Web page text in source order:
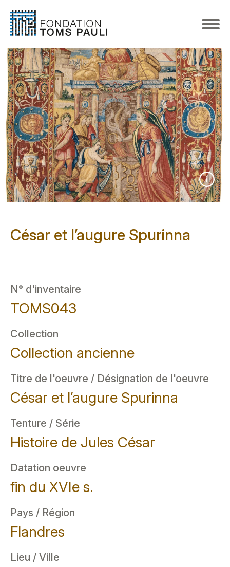
César et l’augure Spurinna
N° d'inventaire
TOMS043
Collection
Collection ancienne
Titre de l'oeuvre / Désignation de l'oeuvre
César et l’augure Spurinna
Tenture / Série
Histoire de Jules César
Datation oeuvre
fin du XVIe s.
Pays / Région
Flandres
Lieu / Ville